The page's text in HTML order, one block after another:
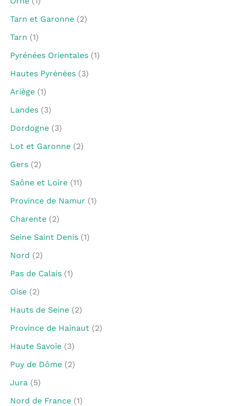
Tarn et Garonne (2)
Tarn (1)
Pyrénées Orientales (1)
Hautes Pyrénées (3)
Ariège (1)
Landes (3)
Dordogne (3)
Lot et Garonne (2)
Gers (2)
Saône et Loire (11)
Province de Namur (1)
Charente (2)
Seine Saint Denis (1)
Nord (2)
Pas de Calais (1)
Oise (2)
Hauts de Seine (2)
Province de Hainaut (2)
Haute Savoie (3)
Puy de Dôme (2)
Jura (5)
Nord de France (1)